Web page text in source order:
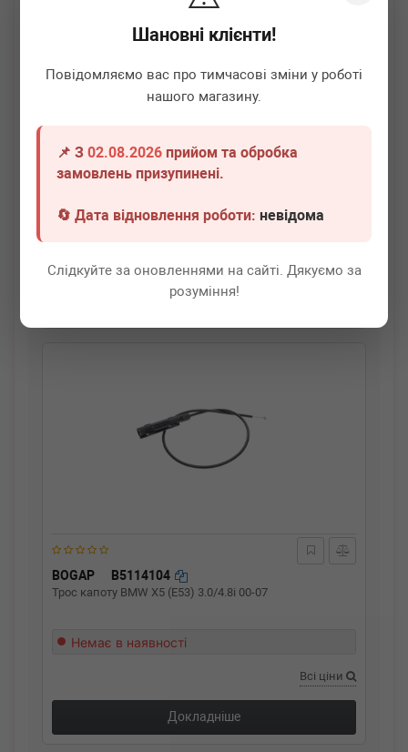
Шановні клієнти!
Повідомляємо вас про тимчасові зміни у роботі
нашого магазину.
📌 З02.08.2026 прийом та обробка
замовлень призупинені.
🔄 Дата відновлення роботи:невідома
Слідкуйте за оновленнями на сайті. Дякуємо за
розуміння!
BOGAP B5114102
Трос капоту BMW 7 (E65/E66/E67) 02-06
Немає в наявності
Докладніше
BOGAP B5114104
Трос капоту BMW X5 (E53) 3.0/4.8i 00-07
Немає в наявності
Всі ціни
Докладніше